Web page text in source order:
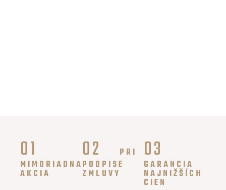
01
MIMORIADNA
AKCIA
02
PRI
PODPISE
ZMLUVY
03
GARANCIA
NAJNIŽŠÍCH
CIEN